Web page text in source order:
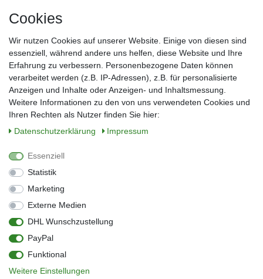
Nachname*
E-Mail*
Sie können den Newsletter jederzeit kostenlos abbestellen.
** gilt für Lieferungen innerhalb Deutschlands, Lieferzeiten für andere Länder
entnehmen Sie bitte der Schaltfläche mit den Versandinformationen
Widerrufs­recht
Kontakt
Barrierefreiheitserklärung
Zahlung & Versand
Vertrag widerrufen
Cookies
Wir nutzen Cookies auf unserer Website. Einige von diesen sind
essenziell, während andere uns helfen, diese Website und Ihre
Erfahrung zu verbessern. Personenbezogene Daten können
verarbeitet werden (z.B. IP-Adressen), z.B. für personalisierte
Anzeigen und Inhalte oder Anzeigen- und Inhaltsmessung.
Weitere Informationen zu den von uns verwendeten Cookies und
Ihren Rechten als Nutzer finden Sie hier:
Daten­schutz­erklärung
Impressum
Essenziell
Statistik
Marketing
Externe Medien
DHL Wunschzustellung
PayPal
Funktional
Weitere Einstellungen